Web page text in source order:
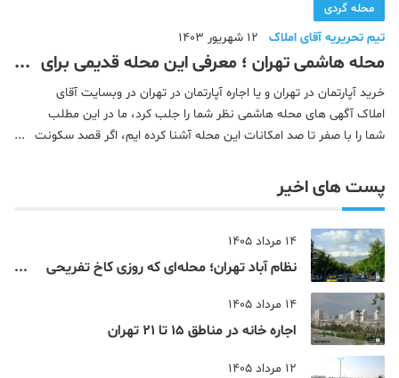
محله گردی
تیم تحریریه آقای املاک 12 شهریور 1403
محله هاشمی تهران ؛ معرفی این محله قدیمی برای
سکونت و سرمایه گذاری
خرید آپارتمان در تهران و یا اجاره آپارتمان در تهران در وبسایت آقای
املاک آگهی های محله هاشمی نظر شما را جلب کرد، ما در این مطلب
شما را با صفر تا صد امکانات این محله آشنا کرده ایم، اگر قصد سکونت
ندهید.محله هاشمی کجاستمحله هاشمی منطقه چند استنقشه
پست های اخیر
14 مرداد 1405
نظام‌ آباد تهران؛ محله‌ای که روزی کاخ تفریحی
14 مرداد 1405
اجاره خانه در مناطق 15 تا 21 تهران
12 مرداد 1405